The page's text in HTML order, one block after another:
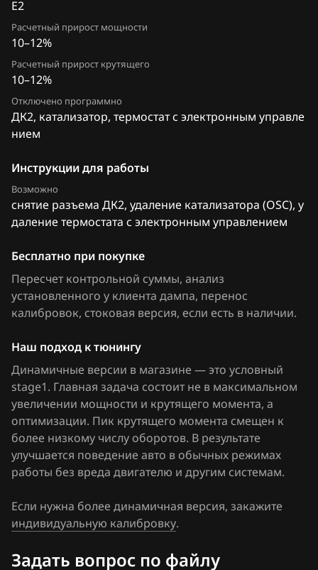
FAW
Fiat
Ford
Forthing
Foton
Geely
Genesis
Groz
Haval
Hawtai
Honda
Hongqi
Howo
Hyundai
Infiniti
Sagem S3000
Siemens Simtec 56.x
Siemens Simtec 71.1
Siemens Simtec 71.5
Siemens Simtec 75.x
Siemens Simtec 81.x
E2
Расчетный прирост мощности
10–12%
Расчетный прирост крутящего
10–12%
Отключено программно
ДК2, катализатор, термостат с электронным управле
нием
Инструкции для работы
Возможно
снятие разъема ДК2, удаление катализатора (OSC), у
даление термостата с электронным управлением
Бесплатно при покупке
Пересчет контрольной суммы, анализ
установленного у клиента дампа, перенос
калибровок, стоковая версия, если есть в наличии.
Наш подход к тюнингу
Динамичные версии в магазине — это условный
stage1. Главная задача состоит не в максимальном
увеличении мощности и крутящего момента, а
оптимизации. Пик крутящего момента смещен к
более низкому числу оборотов. В результате
улучшается поведение авто в обычных режимах
работы без вреда двигателю и другим системам.
Если нужна более динамичная версия, закажите
индивидуальную калибровку.
Задать вопрос по файлу